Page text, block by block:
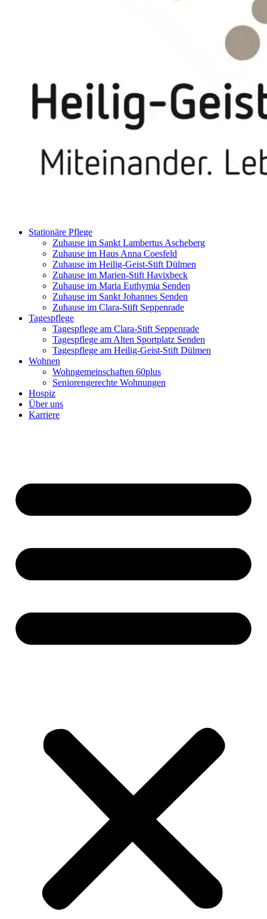
Stationäre Pflege
Zuhause im Sankt Lambertus Ascheberg
Zuhause im Haus Anna Coesfeld
Zuhause im Heilig-Geist-Stift Dülmen
Zuhause im Marien-Stift Havixbeck
Zuhause im Maria Euthymia Senden
Zuhause im Sankt Johannes Senden
Zuhause im Clara-Stift Seppenrade
Tagespflege
Tagespflege am Clara-Stift Seppenrade
Tagespflege am Alten Sportplatz Senden
Tagespflege am Heilig-Geist-Stift Dülmen
Wohnen
Wohngemeinschaften 60plus
Seniorengerechte Wohnungen
Hospiz
Über uns
Karriere